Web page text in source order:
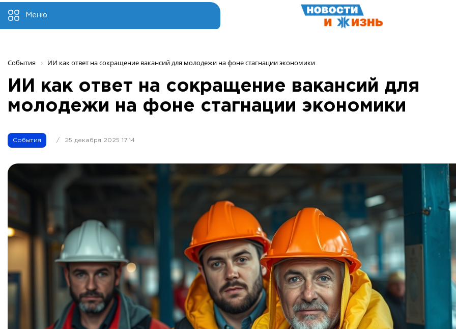
Меню
События ИИ как ответ на сокращение вакансий для молодежи на фоне стагнации экономики
ИИ как ответ на сокращение вакансий для
молодежи на фоне стагнации экономики
События / 25 декабря 2025 17:14